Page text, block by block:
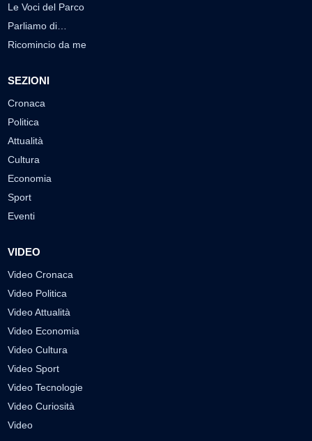
Le Voci del Parco
Parliamo di…
Ricomincio da me
SEZIONI
Cronaca
Politica
Attualità
Cultura
Economia
Sport
Eventi
VIDEO
Video Cronaca
Video Politica
Video Attualità
Video Economia
Video Cultura
Video Sport
Video Tecnologie
Video Curiosità
Video